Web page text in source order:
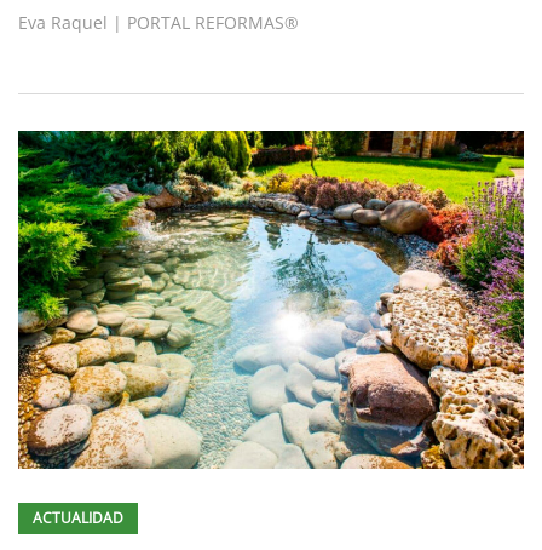
Eva Raquel | PORTAL REFORMAS®
ACTUALIDAD